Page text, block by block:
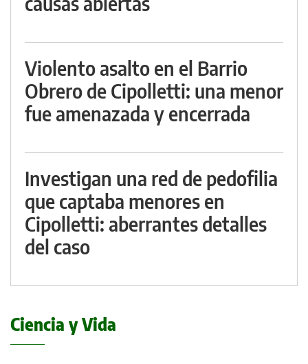
Violento asalto en el Barrio
Obrero de Cipolletti: una menor
fue amenazada y encerrada
Investigan una red de pedofilia
que captaba menores en
Cipolletti: aberrantes detalles
del caso
Ciencia y Vida